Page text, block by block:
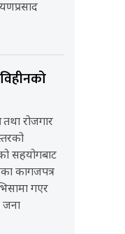
तथा रोजगार
सहयोगबाट
कागजपत्र
गएर
जना